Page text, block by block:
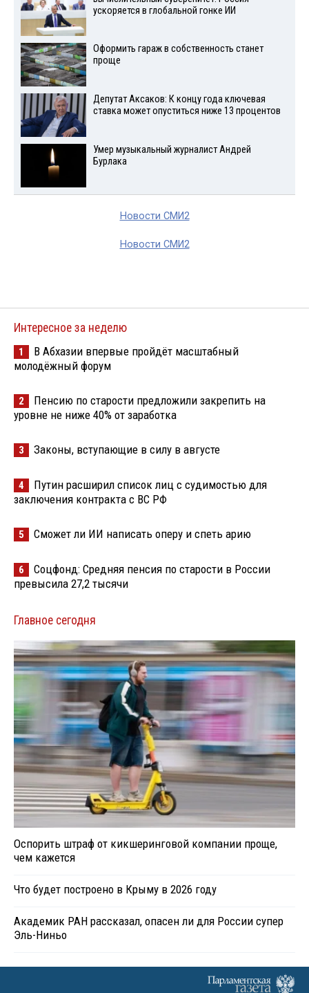
ускоряется в глобальной гонке ИИ
Оформить гараж в собственность станет
проще
Депутат Аксаков: К концу года ключевая
ставка может опуститься ниже 13 процентов
Умер музыкальный журналист Андрей
Бурлака
Новости СМИ2
Новости СМИ2
Интересное за неделю
1
В Абхазии впервые пройдёт масштабный
молодёжный форум
2
Пенсию по старости предложили закрепить на
уровне не ниже 40% от заработка
3 Законы, вступающие в силу в августе
4
Путин расширил список лиц с судимостью для
заключения контракта с ВС РФ
5 Сможет ли ИИ написать оперу и спеть арию
6
Соцфонд: Средняя пенсия по старости в России
превысила 27,2 тысячи
Главное сегодня
Оспорить штраф от кикшеринговой компании проще,
чем кажется
Что будет построено в Крыму в 2026 году
Академик РАН рассказал, опасен ли для России супер
Эль-Ниньо